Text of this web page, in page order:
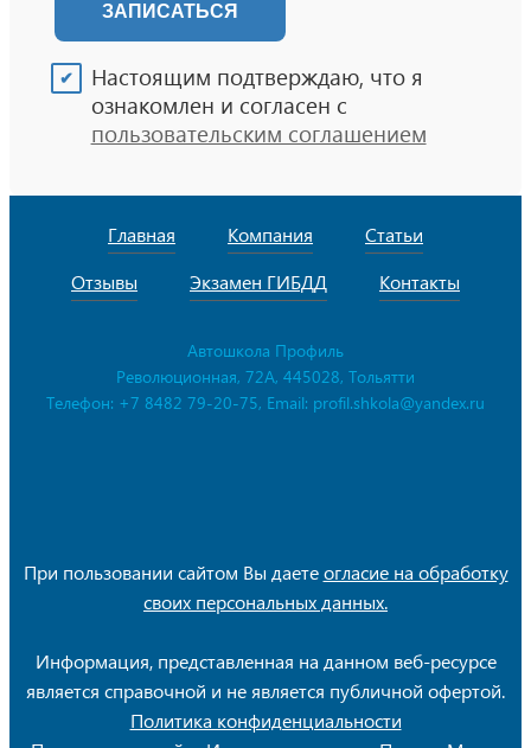
ЗАПИСАТЬСЯ
Настоящим подтверждаю, что я
ознакомлен и согласен с
пользовательским соглашением
Главная Компания
Статьи
Отзывы
Экзамен ГИБДД Контакты
Автошкола Профиль
Революционная, 72А, 445028, Тольятти
Телефон: +7 8482 79-20-75, Email: profil.shkola@yandex.ru
При пользовании сайтом Вы даетеогласие на обработку
своих персональных данных.
Информация, представленная на данном веб-ресурсе
является справочной и не является публичной офертой.
Политика конфиденциальности